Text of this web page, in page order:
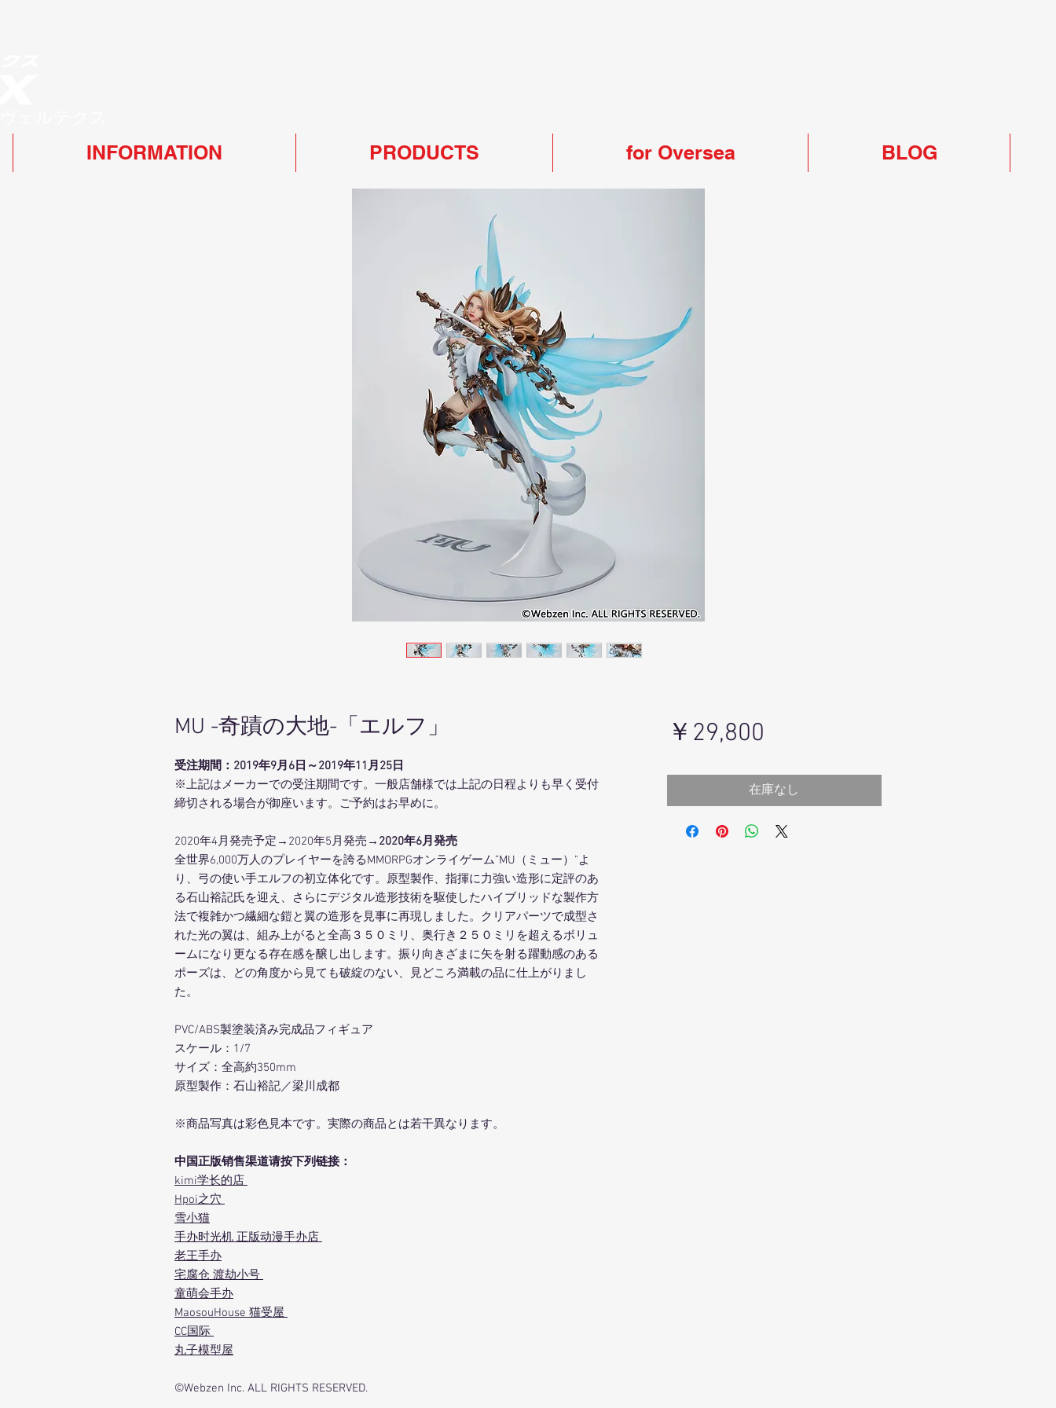
INFORMATION PRODUCTS for Oversea BLOG
MU -奇蹟の大地-「エルフ」
受注期間：2019年9月6日～2019年11月25日
※上記はメーカーでの受注期間です。一般店舗様では上記の日程よりも早く受付
締切される場合が御座います。ご予約はお早めに。
2020年4月発売予定→2020年5月発売 →2020年6月発売
全世界6,000万人のプレイヤーを誇るMMORPGオンライゲーム”MU（ミュー）"よ
り、弓の使い手エルフの初立体化です。原型製作、指揮に力強い造形に定評のあ
る石山裕記氏を迎え、さらにデジタル造形技術を駆使したハイブリッドな製作方
法で複雑かつ繊細な鎧と翼の造形を見事に再現しました。クリアパーツで成型さ
れた光の翼は、組み上がると全高３５０ミリ、奥行き２５０ミリを超えるボリュ
ームになり更なる存在感を醸し出します。振り向きざまに矢を射る躍動感のある
ポーズは、どの角度から見ても破綻のない、見どころ満載の品に仕上がりまし
た。
PVC/ABS製塗装済み完成品フィギュア
スケール：1/7
サイズ：全高約350mm
原型製作：石山裕記／梁川成都
※商品写真は彩色見本です。実際の商品とは若干異なります。
中国正版销售渠道请按下列链接：
kimi学长的店
Hpoi之穴
雪小猫
手办时光机 正版动漫手办店
老王手办
宅腐仓 渡劫小号
童萌会手办
MaosouHouse 猫受屋
CC国际
丸子模型屋
©Webzen Inc. ALL RIGHTS RESERVED.
￥29,800
格
在庫なし